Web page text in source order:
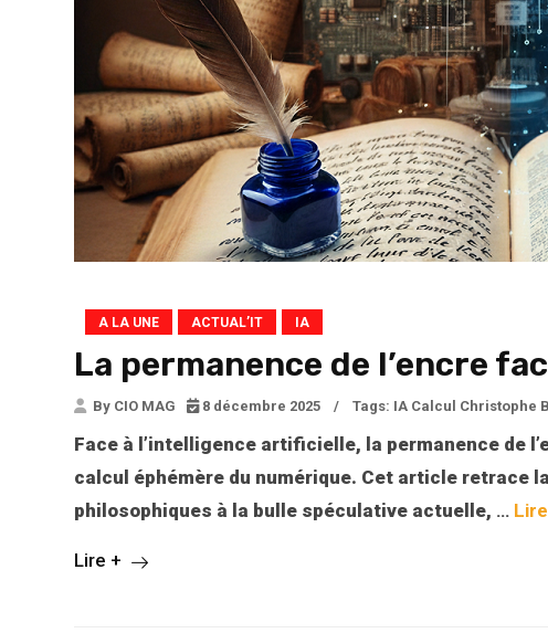
A LA UNE ACTUAL’IT IA
La permanence de l’encre
By CIO MAG 8 décembre 2025 / Tags: IA Calcul Christophe
Face à l’intelligence artificielle, la permanence de
calcul éphémère du numérique. Cet article retrace
philosophiques à la bulle spéculative actuelle, …
Lire +